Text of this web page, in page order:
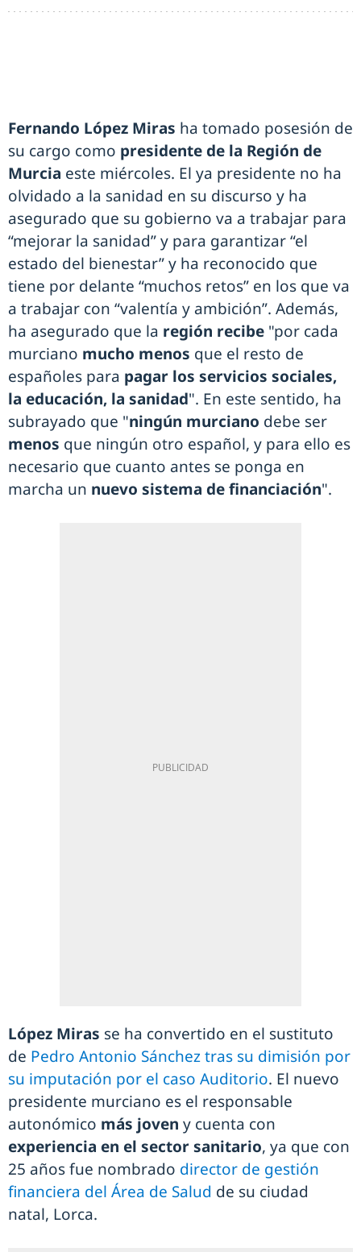
Fernando López Miras ha tomado posesión de
su cargo como presidente de la Región de
Murcia este miércoles. El ya presidente no ha
olvidado a la sanidad en su discurso y ha
asegurado que su gobierno va a trabajar para
“mejorar la sanidad” y para garantizar “el
estado del bienestar” y ha reconocido que
tiene por delante “muchos retos” en los que va
a trabajar con “valentía y ambición”. Además,
ha asegurado que la región recibe "por cada
murciano mucho menos que el resto de
españoles para pagar los servicios sociales,
la educación, la sanidad". En este sentido, ha
subrayado que "ningún murciano debe ser
menos que ningún otro español, y para ello es
necesario que cuanto antes se ponga en
marcha un nuevo sistema de financiación".
López Miras se ha convertido en el sustituto
de Pedro Antonio Sánchez tras su dimisión por
su imputación por el caso Auditorio. El nuevo
presidente murciano es el responsable
autonómico más joven y cuenta con
experiencia en el sector sanitario, ya que con
25 años fue nombrado director de gestión
financiera del Área de Salud de su ciudad
natal, Lorca.